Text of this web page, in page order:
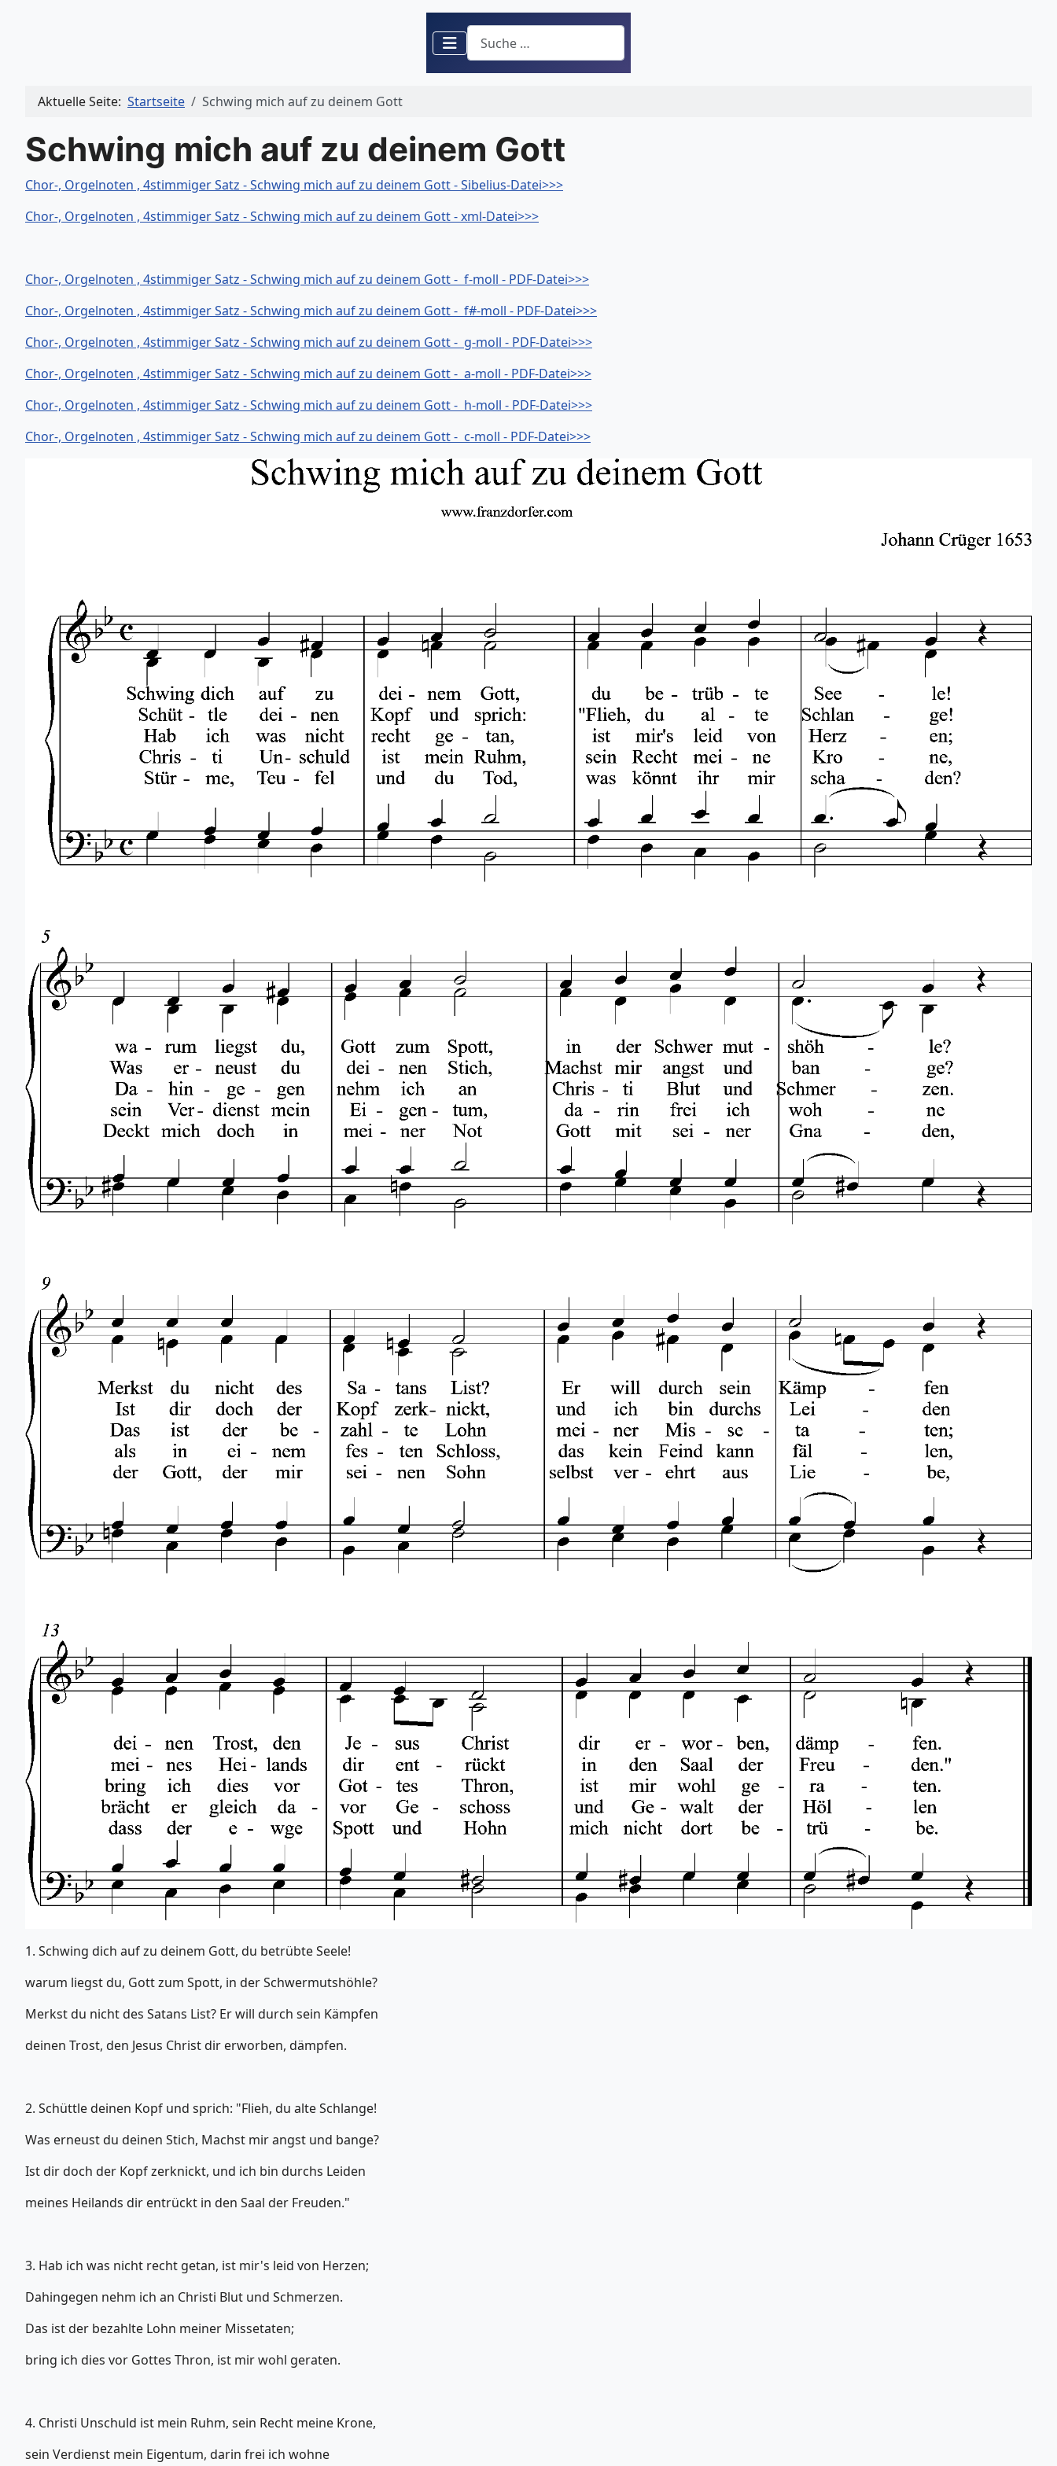
Suchen
Aktuelle Seite: Startseite Schwing mich auf zu deinem Gott
Schwing mich auf zu deinem Gott
Chor-, Orgelnoten , 4stimmiger Satz - Schwing mich auf zu deinem Gott - Sibelius-Datei>>>
Chor-, Orgelnoten , 4stimmiger Satz - Schwing mich auf zu deinem Gott - xml-Datei>>>
Chor-, Orgelnoten , 4stimmiger Satz - Schwing mich auf zu deinem Gott - f-moll - PDF-Datei>>>
Chor-, Orgelnoten , 4stimmiger Satz - Schwing mich auf zu deinem Gott - f#-moll - PDF-Datei>>>
Chor-, Orgelnoten , 4stimmiger Satz - Schwing mich auf zu deinem Gott - g-moll - PDF-Datei>>>
Chor-, Orgelnoten , 4stimmiger Satz - Schwing mich auf zu deinem Gott - a-moll - PDF-Datei>>>
Chor-, Orgelnoten , 4stimmiger Satz - Schwing mich auf zu deinem Gott - h-moll - PDF-Datei>>>
Chor-, Orgelnoten , 4stimmiger Satz - Schwing mich auf zu deinem Gott - c-moll - PDF-Datei>>>
1. Schwing dich auf zu deinem Gott, du betrübte Seele!
warum liegst du, Gott zum Spott, in der Schwermutshöhle?
Merkst du nicht des Satans List? Er will durch sein Kämpfen
deinen Trost, den Jesus Christ dir erworben, dämpfen.
2. Schüttle deinen Kopf und sprich: "Flieh, du alte Schlange!
Was erneust du deinen Stich, Machst mir angst und bange?
Ist dir doch der Kopf zerknickt, und ich bin durchs Leiden
meines Heilands dir entrückt in den Saal der Freuden."
3. Hab ich was nicht recht getan, ist mir's leid von Herzen;
Dahingegen nehm ich an Christi Blut und Schmerzen.
Das ist der bezahlte Lohn meiner Missetaten;
bring ich dies vor Gottes Thron, ist mir wohl geraten.
4. Christi Unschuld ist mein Ruhm, sein Recht meine Krone,
sein Verdienst mein Eigentum, darin frei ich wohne